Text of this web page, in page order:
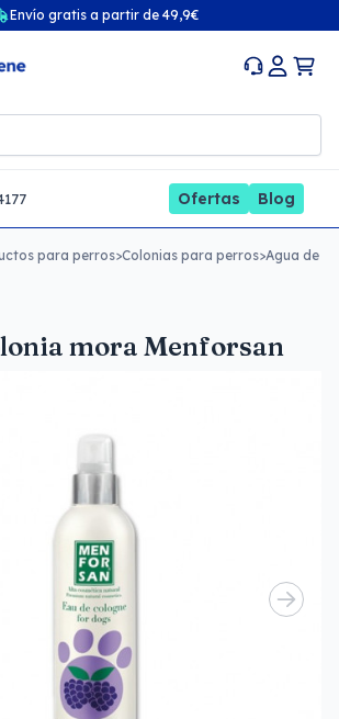
Envío gratis a partir de 49,9€
Ofertas Blog
para perros>Colonias para perros>Agua de
mora Menforsan